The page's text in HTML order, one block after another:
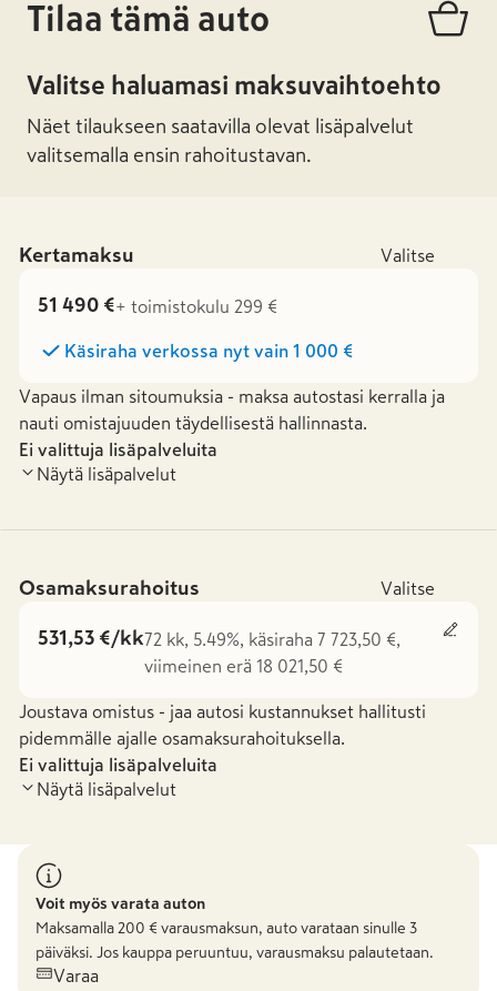
Tilaa tämä auto
Valitse haluamasi maksuvaihtoehto
Näet tilaukseen saatavilla olevat lisäpalvelut
valitsemalla ensin rahoitustavan.
Kertamaksu Valitse
51 490 €+ toimistokulu 299 €
Käsiraha verkossa nyt vain 1 000 €
Vapaus ilman sitoumuksia - maksa autostasi kerralla ja
nauti omistajuuden täydellisestä hallinnasta.
Ei valittuja lisäpalveluita
Näytä lisäpalvelut
Osamaksurahoitus Valitse
531,53 €/kk72 kk, 5.49%, käsiraha 7 723,50 €,
viimeinen erä 18 021,50 €
Joustava omistus - jaa autosi kustannukset hallitusti
pidemmälle ajalle osamaksurahoituksella.
Ei valittuja lisäpalveluita
Näytä lisäpalvelut
Voit myös varata auton
Maksamalla 200 € varausmaksun, auto varataan sinulle 3
päiväksi. Jos kauppa peruuntuu, varausmaksu palautetaan.
Varaa